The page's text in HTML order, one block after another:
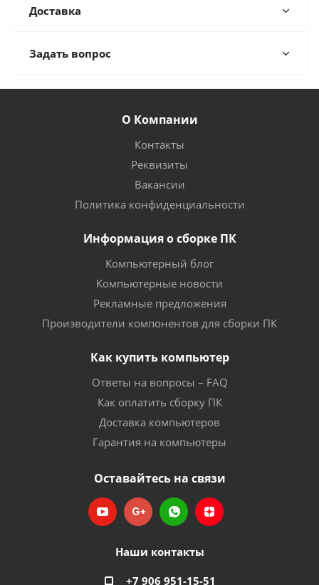
Доставка
Задать вопрос
О Компании
Контакты
Реквизиты
Вакансии
Политика конфиденциальности
Информация о сборке ПК
Компьютерный блог
Компьютерные новости
Рекламные предложения
Производители компонентов для сборки ПК
Как купить компьютер
Ответы на вопросы – FAQ
Как оплатить сборку ПК
Доставка компьютеров
Гарантия на компьютеры
Оставайтесь на связи
Наши контакты
+7 906 951-15-51